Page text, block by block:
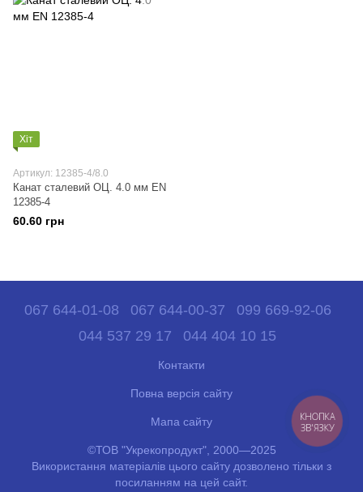
Хіт
Артикул: 12385-4/8.0
Канат сталевий ОЦ. 4.0 мм EN
12385-4
60.60 грн
067 644-01-08 067 644-00-37
099 669-92-06
044 537 29 17
044 404 10 15
Контакти
Повна версія сайту
Мапа сайту
©ТОВ "Укрекопродукт", 2000—2025
Використання матеріалів цього сайту дозволено тільки з
посиланням на цей сайт.
КНОПКА
ЗВ'ЯЗКУ